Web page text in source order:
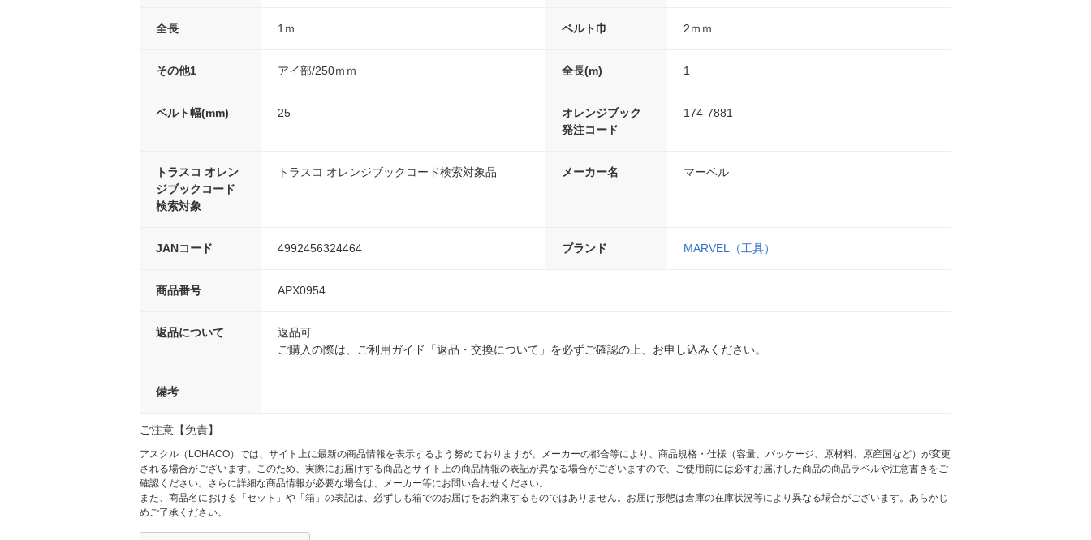
全長 1ｍ ベルト巾 2ｍｍ
その他1 アイ部/250ｍｍ 全長(m) 1
ベルト幅(mm) 25
オレンジブック
発注コード
174-7881
トラスコ オレン
ジブックコード
検索対象
トラスコ オレンジブックコード検索対象品 メーカー名 マーベル
JANコード 4992456324464 ブランド MARVEL（工具）
商品番号 APX0954
返品について
返品可
ご購入の際は、ご利用ガイド「返品・交換について」を必ずご確認の上、お申し込みください。
備考
ご注意【免責】
アスクル（LOHACO）では、サイト上に最新の商品情報を表示するよう努めておりますが、メーカーの都合等により、商品規格・仕様（容量、パッケージ、原材料、原産国など）が変更
される場合がございます。このため、実際にお届けする商品とサイト上の商品情報の表記が異なる場合がございますので、ご使用前には必ずお届けした商品の商品ラベルや注意書きをご
確認ください。さらに詳細な商品情報が必要な場合は、メーカー等にお問い合わせください。
また、商品名における「セット」や「箱」の表記は、必ずしも箱でのお届けをお約束するものではありません。お届け形態は倉庫の在庫状況等により異なる場合がございます。あらかじ
めご了承ください。